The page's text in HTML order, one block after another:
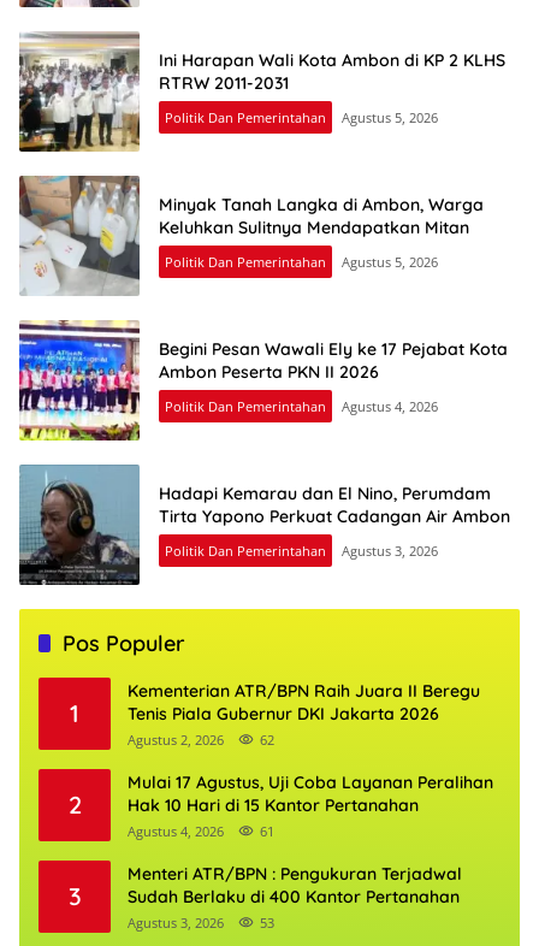
Ini Harapan Wali Kota Ambon di KP 2 KLHS
RTRW 2011-2031
Politik Dan Pemerintahan Agustus 5, 2026
Minyak Tanah Langka di Ambon, Warga
Keluhkan Sulitnya Mendapatkan Mitan
Politik Dan Pemerintahan Agustus 5, 2026
Begini Pesan Wawali Ely ke 17 Pejabat Kota
Ambon Peserta PKN II 2026
Politik Dan Pemerintahan Agustus 4, 2026
Hadapi Kemarau dan El Nino, Perumdam
Tirta Yapono Perkuat Cadangan Air Ambon
Politik Dan Pemerintahan Agustus 3, 2026
Pos Populer
1
Kementerian ATR/BPN Raih Juara II Beregu
Tenis Piala Gubernur DKI Jakarta 2026
Agustus 2, 2026 62
2
Mulai 17 Agustus, Uji Coba Layanan Peralihan
Hak 10 Hari di 15 Kantor Pertanahan
Agustus 4, 2026 61
3
Menteri ATR/BPN : Pengukuran Terjadwal
Sudah Berlaku di 400 Kantor Pertanahan
Agustus 3, 2026 53